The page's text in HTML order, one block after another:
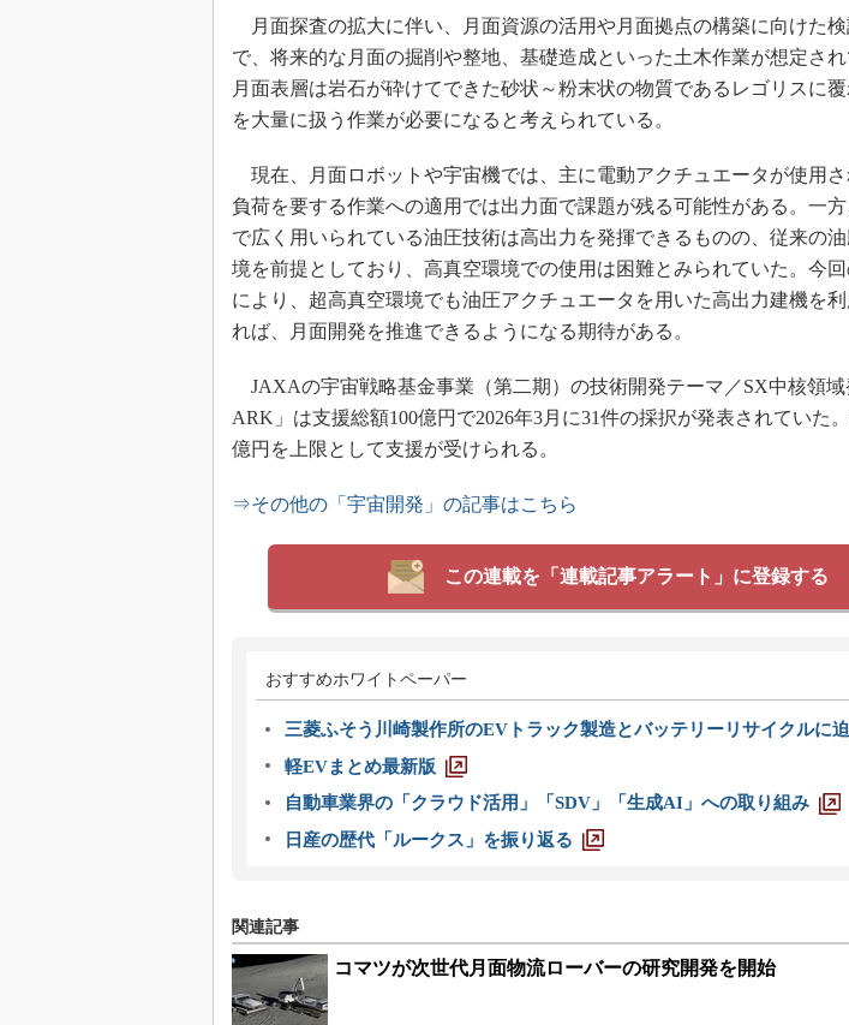
月面探査の拡大に伴い、月面資源の活用や月面拠点の構築に向けた
で、将来的な月面の掘削や整地、基礎造成といった土木作業が想定され
月面表層は岩石が砕けてできた砂状～粉末状の物質であるレゴリスに
を大量に扱う作業が必要になると考えられている。
現在、月面ロボットや宇宙機では、主に電動アクチュエータが使用
負荷を要する作業への適用では出力面で課題が残る可能性がある。一
で広く用いられている油圧技術は高出力を発揮できるものの、従来の
境を前提としており、高真空環境での使用は困難とみられていた。今
により、超高真空環境でも油圧アクチュエータを用いた高出力建機を
れば、月面開発を推進できるようになる期待がある。
JAXAの宇宙戦略基金事業（第二期）の技術開発テーマ／SX中核領域
ARK」は支援総額100億円で2026年3月に31件の採択が発表されていた
億円を上限として支援が受けられる。
⇒その他の「宇宙開発」の記事はこちら
この連載を「連載記事アラート」に登録する
おすすめホワイトペーパー
三菱ふそう川崎製作所のEVトラック製造とバッテリーリサイクルに
軽EVまとめ最新版
自動車業界の「クラウド活用」「SDV」「生成AI」への取り組み
日産の歴代「ルークス」を振り返る
関連記事
コマツが次世代月面物流ローバーの研究開発を開始